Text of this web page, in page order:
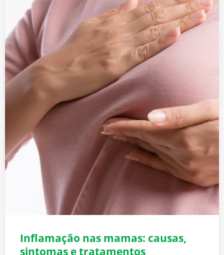
Inflamação nas mamas: causas,
sintomas e tratamentos